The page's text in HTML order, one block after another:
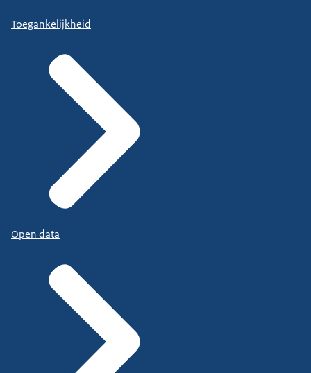
Toegankelijkheid
Open data